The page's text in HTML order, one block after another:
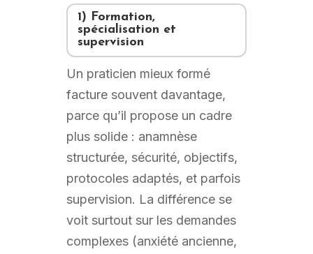
1) Formation,
spécialisation et
supervision
Un praticien mieux formé
facture souvent davantage,
parce qu’il propose un cadre
plus solide : anamnèse
structurée, sécurité, objectifs,
protocoles adaptés, et parfois
supervision. La différence se
voit surtout sur les demandes
complexes (anxiété ancienne,